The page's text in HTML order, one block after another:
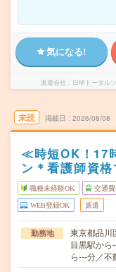
気になる!
派遣会社 日研トータル
未読 掲載日 2026/08/08
≪時短OK！17
ン＊看護師資
職種未経験OK 交通
WEB登録OK 派遣
勤務地
東京都品川
目黒駅から
ら---分／